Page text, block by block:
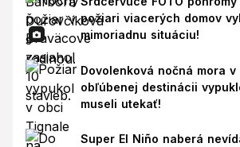
požiari viacerých domov
mimoriadnu situáciu!
Dovolenková nočná mora v
obľúbenej destinácii
museli utekať!
Super El Niño naberá